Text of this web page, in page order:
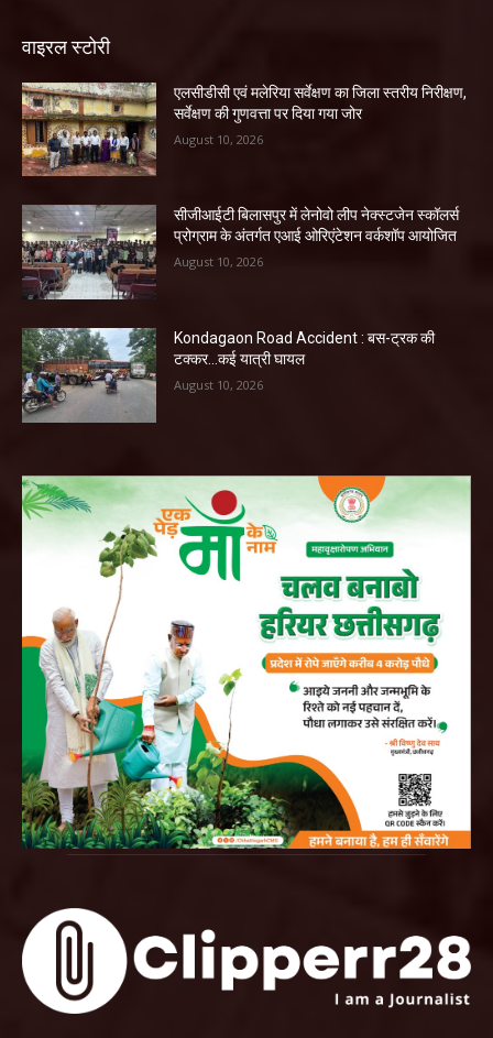
वाइरल स्टोरी
एलसीडीसी एवं मलेरिया सर्वेक्षण का जिला स्तरीय निरीक्षण,
सर्वेक्षण की गुणवत्ता पर दिया गया जोर
August 10, 2026
सीजीआईटी बिलासपुर में लेनोवो लीप नेक्स्टजेन स्कॉलर्स
प्रोग्राम के अंतर्गत एआई ओरिएंटेशन वर्कशॉप आयोजित
August 10, 2026
Kondagaon Road Accident : बस-ट्रक की
टक्कर…कई यात्री घायल
August 10, 2026